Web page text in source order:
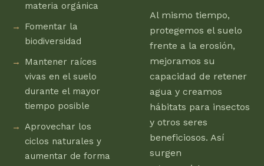
materia orgánica
Fomentar la
biodiversidad
Mantener raíces
vivas en el suelo
durante el mayor
tiempo posible
Aprovechar los
ciclos naturales y
aumentar de forma
Al mismo tiempo,
protegemos el suelo
frente a la erosión,
mejoramos su
capacidad de retener
agua y creamos
hábitats para insectos
y otros seres
beneficiosos. Así
surgen